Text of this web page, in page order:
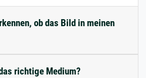
ob das Bild in meinen
richtige Medium?